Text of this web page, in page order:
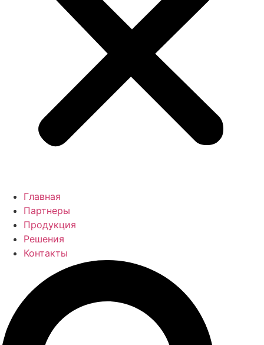
Главная
Партнеры
Продукция
Решения
Контакты